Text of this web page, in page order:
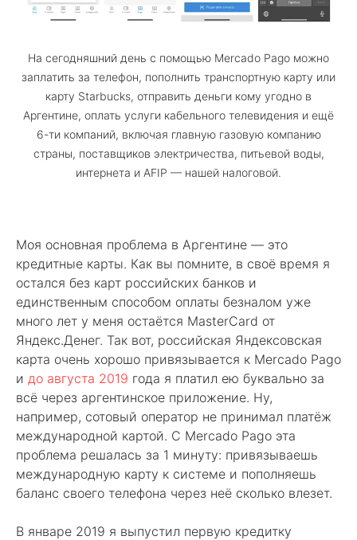
На сегодняшний день с помощью Mercado Pago можно
заплатить за телефон, пополнить транспортную карту или
карту Starbucks, отправить деньги кому угодно в
Аргентине, оплать услуги кабельного телевидения и ещё
6-ти компаний, включая главную газовую компанию
страны, поставщиков электричества, питьевой воды,
интернета и AFIP — нашей налоговой.
Моя основная проблема в Аргентине — это
кредитные карты. Как вы помните, в своё время я
остался без карт российских банков и
единственным способом оплаты безналом уже
много лет у меня остаётся MasterCard от
Яндекс.Денег. Так вот, российская Яндексовская
карта очень хорошо привязывается к Mercado Pago
и до августа 2019 года я платил ею буквально за
всё через аргентинское приложение. Ну,
например, сотовый оператор не принимал платёж
международной картой. С Mercado Pago эта
проблема решалась за 1 минуту: привязываешь
международную карту к системе и пополняешь
баланс своего телефона через неё сколько влезет.
В январе 2019 я выпустил первую кредитку